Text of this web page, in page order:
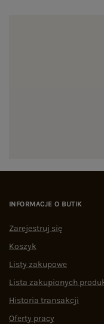
INFORMACJE O BUTIK
Zarejestruj się
Koszyk
Listy zakupowe
Lista zakupionych
Historia transakcji
Oferty pracy